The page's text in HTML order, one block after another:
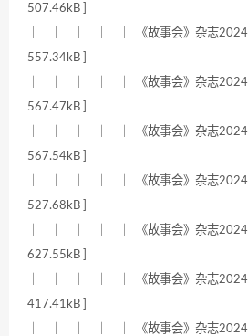
507.46kB ]
｜ ｜ ｜ ｜ ｜ 《故事会》杂志2024
557.34kB ]
｜ ｜ ｜ ｜ ｜ 《故事会》杂志2024
567.47kB ]
｜ ｜ ｜ ｜ ｜ 《故事会》杂志2024
567.54kB ]
｜ ｜ ｜ ｜ ｜ 《故事会》杂志2024
527.68kB ]
｜ ｜ ｜ ｜ ｜ 《故事会》杂志2024
627.55kB ]
｜ ｜ ｜ ｜ ｜ 《故事会》杂志2024
417.41kB ]
｜ ｜ ｜ ｜ ｜ 《故事会》杂志2024